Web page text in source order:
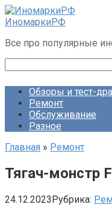
Перейти
к
ИномаркиРФ
Все про популярные
Обзоры и тест-
Ремонт
Обслуживание
Разное
Главная » Ремонт
Тягач-монстр
24.12.2023Рубрика: